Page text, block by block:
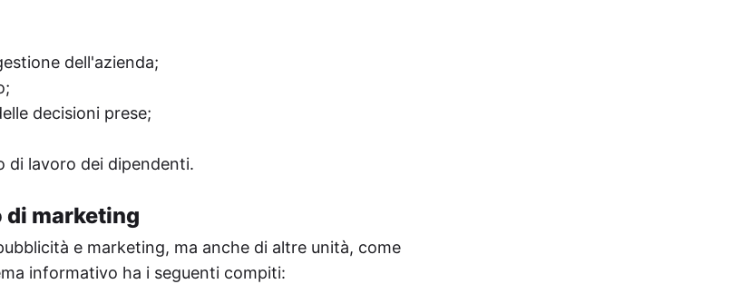
dell'azienda;
decisioni prese;
di lavoro dei dipendenti.
marketing
e marketing, ma anche di altre unità, come
informativo ha i seguenti compiti: